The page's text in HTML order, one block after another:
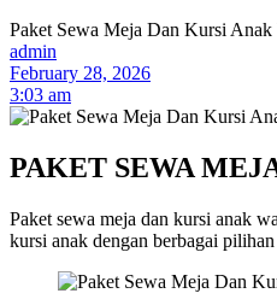
Paket Sewa Meja Dan Kursi
admin
February 28, 2026
3:03 am
PAKET SEWA
Paket sewa meja dan kursi anak
kursi anak dengan berbagai